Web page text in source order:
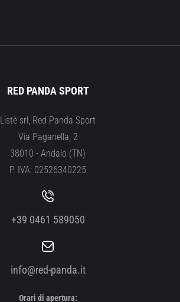
RED PANDA SPORT
Listè srl, Red Panda Sport
Via Paganella, 2
38010 - Andalo (TN)
P. IVA: 02526340225
+39 0461 589050
info@red-panda.it
Orari di apertura: